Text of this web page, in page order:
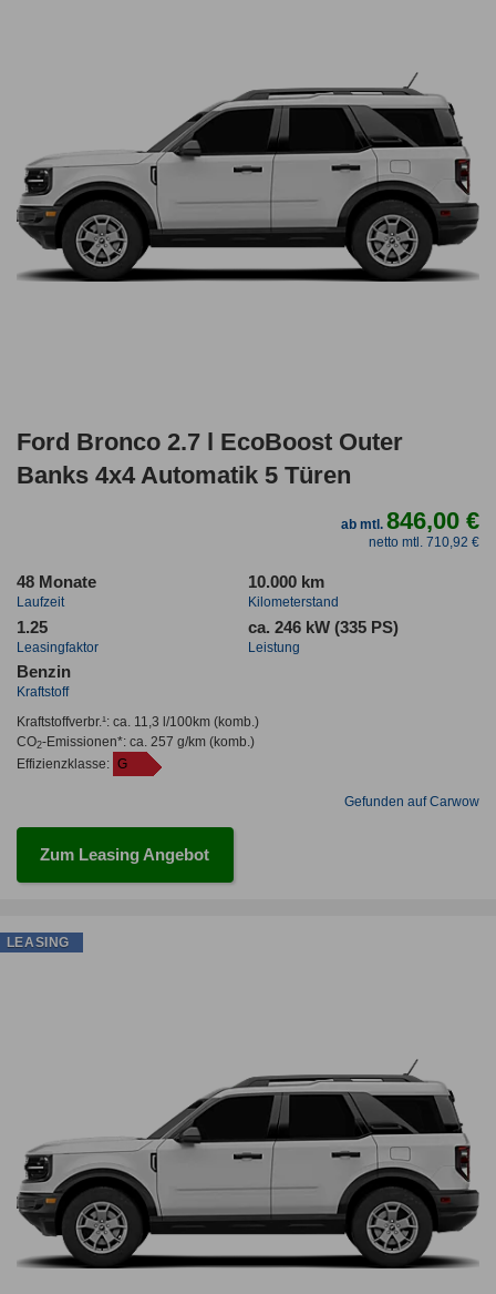
Ford Bronco 2.7 l EcoBoost Outer
Banks 4x4 Automatik 5 Türen
ab mtl.846,00 €
netto mtl. 710,92 €
48 Monate
Laufzeit
10.000 km
Kilometerstand
1.25
Leasingfaktor
ca. 246 kW (335 PS)
Leistung
Benzin
Kraftstoff
Kraftstoffverbr.¹: ca. 11,3 l/100km(komb.)
CO2-Emissionen*: ca. 257 g/km(komb.)
Effizienzklasse: G
Gefunden auf Carwow
Zum Leasing Angebot
LEASING